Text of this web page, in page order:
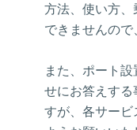
方法、使い方、
できませんので
また、ポート
せにお答えす
すが、各サービ